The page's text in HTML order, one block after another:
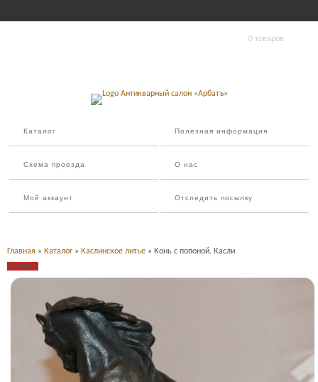
0 товаров
Каталог Полезная информация
Схема проезда О нас
Мой аккаунт Отследить посылку
Главная » Каталог » Каслинское литье » Конь с попоной. Касли
Продано